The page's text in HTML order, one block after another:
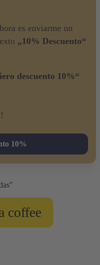
es enviarme un
„10% Descuento“
descuento 10%“
10%
coffee